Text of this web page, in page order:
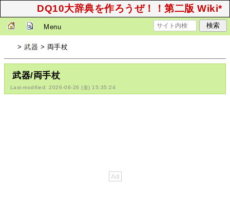
DQ10大辞典を作ろうぜ！！第二版 Wiki*
Menu
>武器 > 両手杖
武器/両手杖
Last-modified: 2026-06-26 (金) 15:35:24